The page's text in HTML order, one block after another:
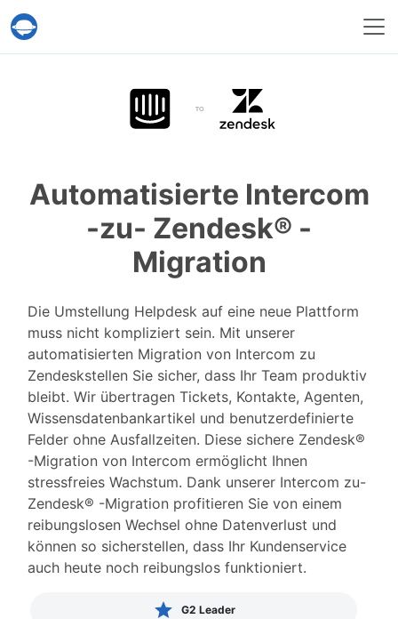
Help Desk Migration
Automatisierte Intercom
-zu- Zendesk® -
Migration
Die Umstellung Helpdesk auf eine neue Plattform
muss nicht kompliziert sein. Mit unserer
automatisierten Migration von Intercom zu
Zendeskstellen Sie sicher, dass Ihr Team produktiv
bleibt. Wir übertragen Tickets, Kontakte, Agenten,
Wissensdatenbankartikel und benutzerdefinierte
Felder ohne Ausfallzeiten. Diese sichere Zendesk®
-Migration von Intercom ermöglicht Ihnen
stressfreies Wachstum. Dank unserer Intercom zu-
Zendesk® -Migration profitieren Sie von einem
reibungslosen Wechsel ohne Datenverlust und
können so sicherstellen, dass Ihr Kundenservice
auch heute noch reibungslos funktioniert.
G2 Leader